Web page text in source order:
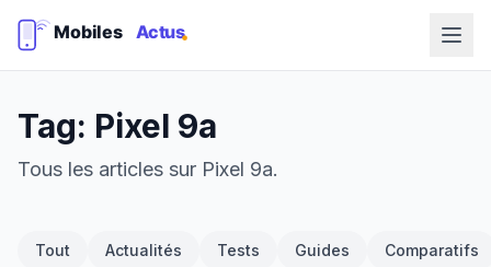
Tag: Pixel 9a
Tous les articles sur Pixel 9a.
Tout Actualités Tests Guides Comparatifs